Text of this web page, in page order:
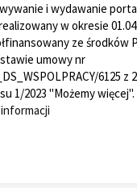
i wydawanie
w okresie
ze środków
umowy nr
6125 z
1/2023 "Możemy więcej".
informacji